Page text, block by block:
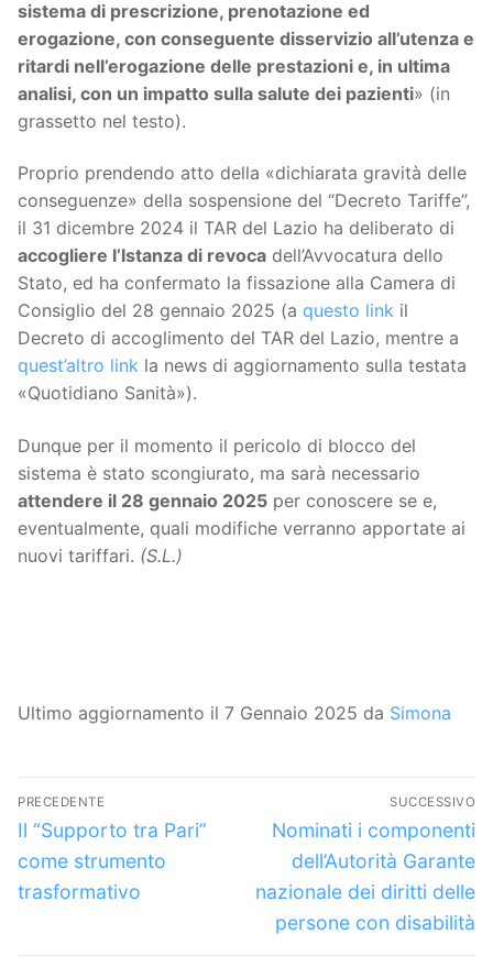
sistema di prescrizione, prenotazione ed
erogazione, con conseguente disservizio all’utenza e
ritardi nell’erogazione delle prestazioni e, in ultima
analisi, con un impatto sulla salute dei pazienti» (in
grassetto nel testo).
Proprio prendendo atto della «dichiarata gravità delle
conseguenze» della sospensione del “Decreto Tariffe”,
il 31 dicembre 2024 il TAR del Lazio ha deliberato di
accogliere l’Istanza di revoca dell’Avvocatura dello
Stato, ed ha confermato la fissazione alla Camera di
Consiglio del 28 gennaio 2025 (a questo link il
Decreto di accoglimento del TAR del Lazio, mentre a
quest’altro link la news di aggiornamento sulla testata
«Quotidiano Sanità»).
Dunque per il momento il pericolo di blocco del
sistema è stato scongiurato, ma sarà necessario
attendere il 28 gennaio 2025 per conoscere se e,
eventualmente, quali modifiche verranno apportate ai
nuovi tariffari. (S.L.)
Ultimo aggiornamento il 7 Gennaio 2025 da Simona
Navigazione
articoli
PRECEDENTE
Articolo
precedente:
Il “Supporto tra Pari”
come strumento
trasformativo
SUCCESSIVO
Articolo
successivo:
Nominati i componenti
dell’Autorità Garante
nazionale dei diritti delle
persone con disabilità